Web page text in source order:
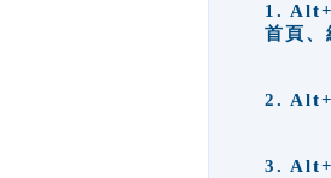
1.
首頁、
2.
3.